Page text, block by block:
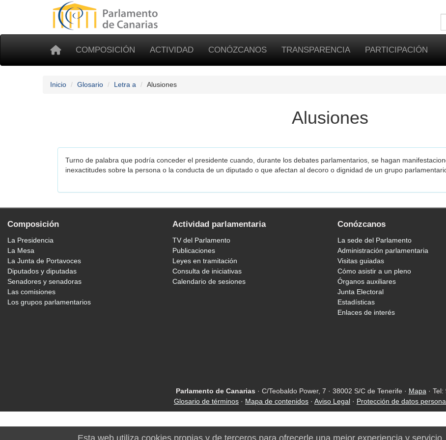
COMPOSICIÓN ACTIVIDAD CONÓZCANOS TRANSPARENCIA PARTICIPACIÓN
Inicio Glosario Letra a Alusiones
Alusiones
Turno de palabra que podría conceder el presidente cuando, durante los debates parlamentarios, se hagan
inexactitudes sobre la persona o la conducta de un diputado o que afectan al decoro o dignidad de un grupo
Composición
La Presidencia
La Mesa
La Junta de Portavoces
Diputados y diputadas
Senadores y senadoras
Las comisiones
Los grupos parlamentarios
Actividad parlamentaria
TV del Parlamento
Publicaciones
Leyes en tramitación
Consulta de iniciativas
Calendario de sesiones
Conózcanos
La sede del Parlamento
Administración parlamentaria
Visitas guiadas
Cómo asistir a un pleno
Órganos auxiliares
Junta Electoral
Estadísticas
Enlaces de interés
Parlamento de Canarias · C/Teobaldo Power, 7 · 38002 S/C de Tenerife · Mapa ·
Glosario de términos · Mapa de contenidos · Aviso Legal · Protección de datos
Esta web utiliza cookies propias y de terceros para ofrecerle una mejor experiencia y